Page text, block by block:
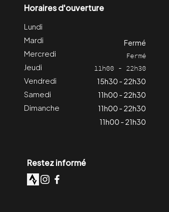
Horaires d'ouverture
Fermé
Fermé
11h00 - 22h30
15h30 - 22h30
11h00 - 22h30
11h00 - 22h30
11h00 - 21h30
Lundi
Mardi
Mercredi
Jeudi
Vendredi
Samedi
Dimanche
Restez informé